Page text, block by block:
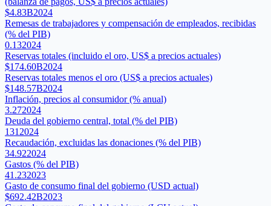
$4.83B2024
Remesas de trabajadores y compensación de empleados, recibidas
(% del PIB)
0.132024
Reservas totales (incluido el oro, US$ a precios actuales)
$174.60B2024
Reservas totales menos el oro (US$ a precios actuales)
$148.57B2024
Inflación, precios al consumidor (% anual)
3.272024
Deuda del gobierno central, total (% del PIB)
131 2024
Recaudación, excluidas las donaciones (% del PIB)
34.922024
Gastos (% del PIB)
41.232023
Gasto de consumo final del gobierno (USD actual)
$692.42B2023